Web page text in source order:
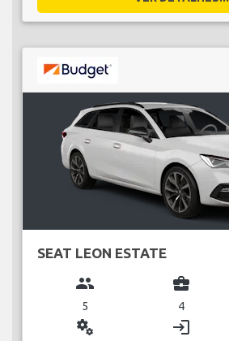
SEAT LEON ESTATE
group
5
business_center
4
miscellaneous_services login